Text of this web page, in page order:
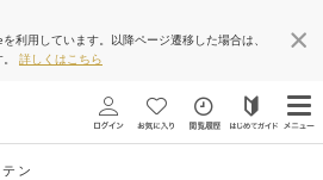
利用しています。以降ページ遷移した場合は、
詳しくはこちら
ン